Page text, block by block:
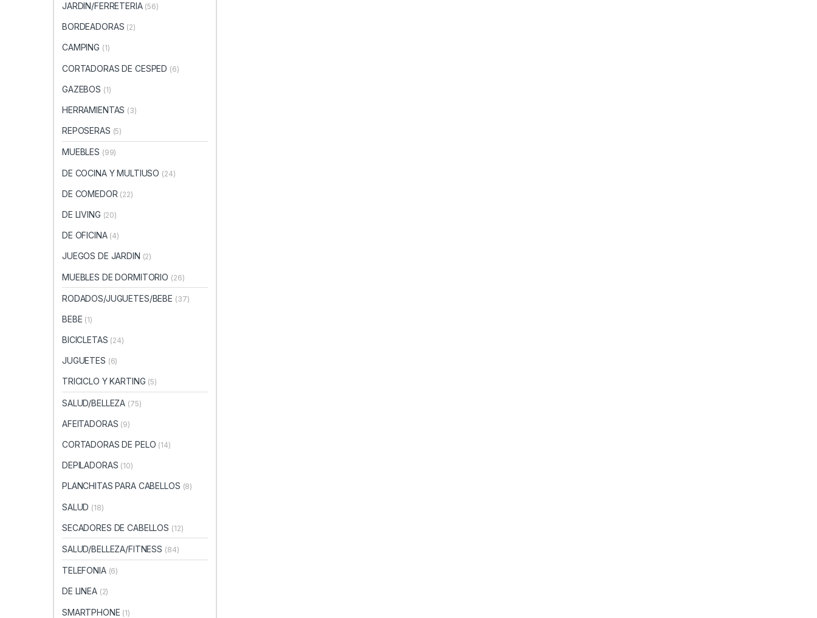
JARDIN/FERRETERIA (56)
BORDEADORAS (2)
CAMPING (1)
CORTADORAS DE CESPED (6)
GAZEBOS (1)
HERRAMIENTAS (3)
REPOSERAS (5)
MUEBLES (99)
DE COCINA Y MULTIUSO (24)
DE COMEDOR (22)
DE LIVING (20)
DE OFICINA (4)
JUEGOS DE JARDIN (2)
MUEBLES DE DORMITORIO (26)
RODADOS/JUGUETES/BEBE (37)
BEBE (1)
BICICLETAS (24)
JUGUETES (6)
TRICICLO Y KARTING (5)
SALUD/BELLEZA (75)
AFEITADORAS (9)
CORTADORAS DE PELO (14)
DEPILADORAS (10)
PLANCHITAS PARA CABELLOS (8)
SALUD (18)
SECADORES DE CABELLOS (12)
SALUD/BELLEZA/FITNESS (84)
TELEFONIA (6)
DE LINEA (2)
SMARTPHONE (1)